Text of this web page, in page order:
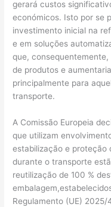
gerará custos
económicos. Isto por se
investimento inicial na
e em soluções
que,
de produtos e
principalmente para
transporte.
A Comissão Europeia
que utilizam
estabilização e proteção
durante o transporte
reutilização de 100 %
Regulamento (UE) 2025/